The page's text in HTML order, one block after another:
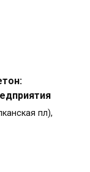
пл),